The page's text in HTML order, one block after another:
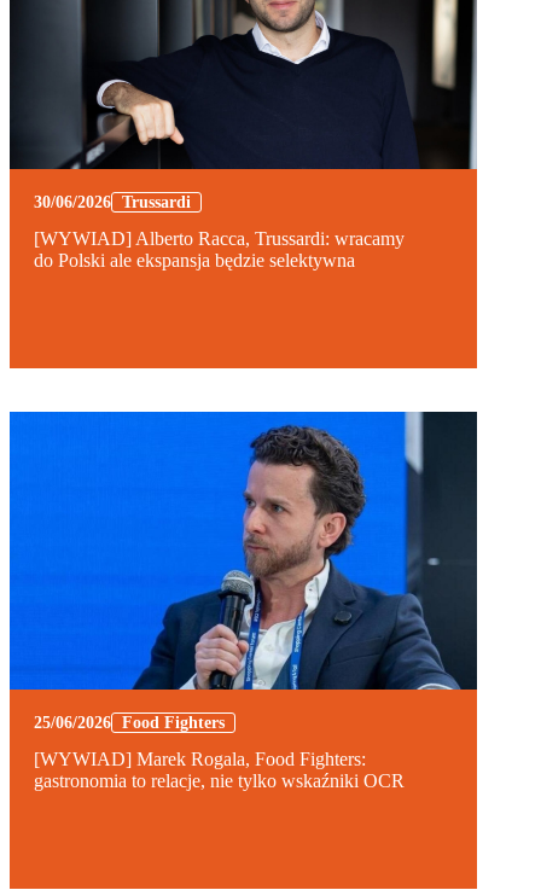
30/06/2026 Trussardi
[WYWIAD] Alberto Racca, Trussardi: wracamy
do Polski ale ekspansja będzie selektywna
25/06/2026 Food Fighters
[WYWIAD] Marek Rogala, Food Fighters:
gastronomia to relacje, nie tylko wskaźniki OCR